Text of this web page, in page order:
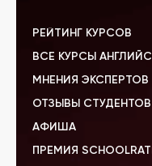
РЕЙТИНГ КУРСОВ
ВСЕ КУРСЫ
МНЕНИЯ ЭКСПЕРТОВ
ОТЗЫВЫ СТУДЕНТОВ
АФИША
ПРЕМИЯ